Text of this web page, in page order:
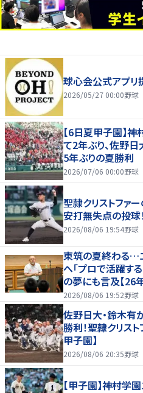
球心会公式アプリ
2026/05/27 00:00野球
【6日夏甲子園】
て2年ぶり、佐野
5年ぶりの夏勝利
2026/07/06 00:00野球
聖隷クリストファ
安打無失点の投球
2026/08/06 19:54野球
東筑の夏終わる…
へ「プロで活躍す
の夢にも言及【26
2026/08/06 19:52野球
佐野日大・鈴木
勝利！聖隷クリス
甲子園】
2026/08/06 20:35野球
【甲子園】神村学